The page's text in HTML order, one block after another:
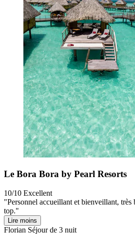
Le Bora Bora by Pearl Resorts
10/10 Excellent
"Personnel accueillant et bienveillant, très
top."
Lire moins
Florian Séjour de 3 nuit